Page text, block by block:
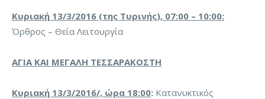
Κυριακή 13/3/2016 (της Τυρινής), 07:00 – 10:00:
Όρθρος – Θεία Λειτουργία
ΑΓΙΑ ΚΑΙ ΜΕΓΑΛΗ ΤΕΣΣΑΡΑΚΟΣΤΗ
Κυριακή 13/3/2016/, ώρα 18:00: Κατανυκτικός